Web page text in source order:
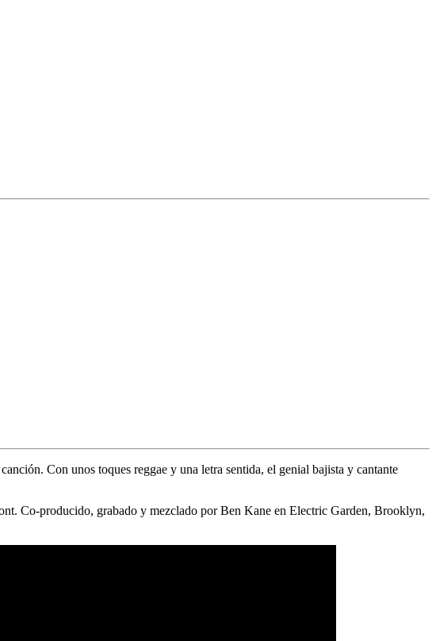
Con unos toques reggae y una letra sentida, el genial bajista y cantante
Co-producido, grabado y mezclado porBen Kane en Electric Garden, Brooklyn,